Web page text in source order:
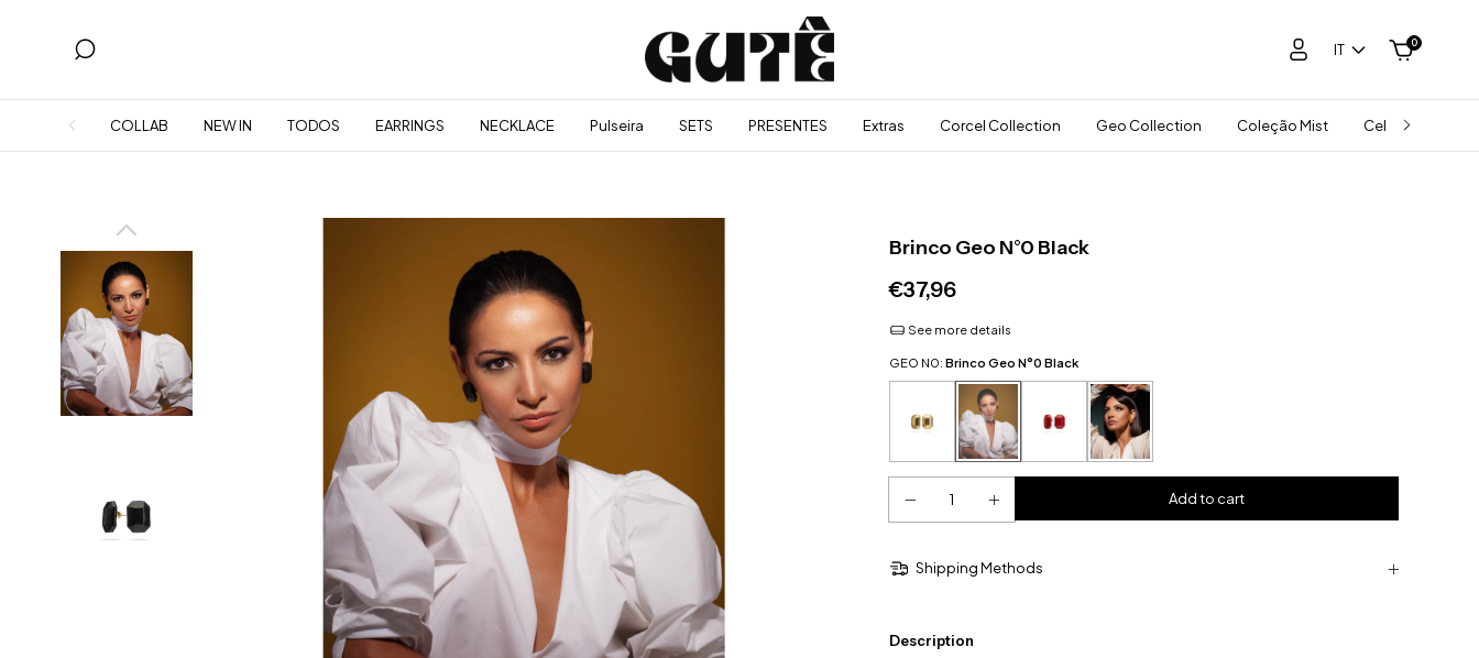
IT 0
COLLAB NEW IN TODOS EARRINGS NECKLACE Pulseira SETS PRESENTES Extras Corcel Collection Geo Collection Coleção Mist Celebra
Brinco Geo N°0 Black
€37,96
See more details
GEO N0:Brinco Geo N°0 Black
Shipping Methods
Description